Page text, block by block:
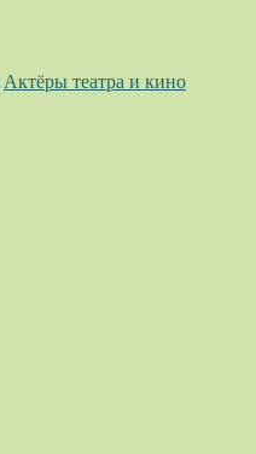
Актёры театра и кино